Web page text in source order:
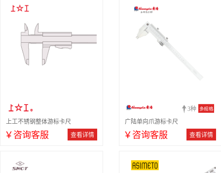
上工不锈钢整体游标卡尺
￥咨询客服 查看详情
3种 多规格
广陆单向爪游标卡尺
￥咨询客服 查看详情